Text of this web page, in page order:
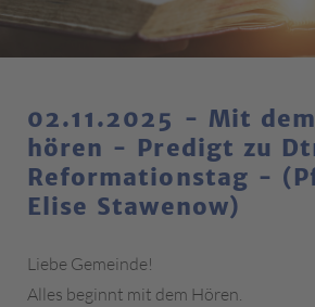
02.11.2025 - Mit
hören - Predigt zu
Reformationstag -
Elise Stawenow)
Liebe Gemeinde!
Alles beginnt mit dem Hören.